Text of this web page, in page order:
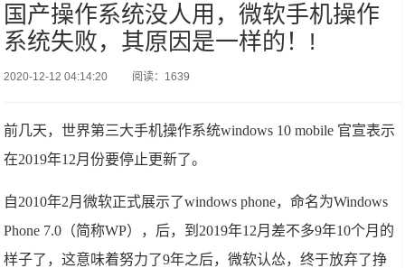
国产操作系统没人用，微软手机操作
系统失败，其原因是一样的！!
2020-12-12 04:14:20 阅读：1639
前几天，世界第三大手机操作系统windows 10 mobile 官宣表示
在2019年12月份要停止更新了。
自2010年2月微软正式展示了windows phone，命名为Windows
Phone 7.0（简称WP），后，到2019年12月差不多9年10个月的
样子了，这意味着努力了9年之后，微软认怂，终于放弃了挣